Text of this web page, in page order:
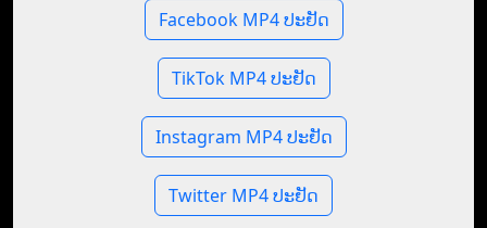
Facebook MP4 ປະຢັດ
TikTok MP4 ປະຢັດ
Instagram MP4 ປະຢັດ
Twitter MP4 ປະຢັດ